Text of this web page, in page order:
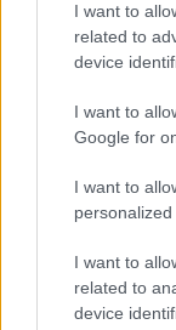
I want to
related to
device
I want to
Google for
I want to
personalized
I want to
related to
device
Verder
FINANCIERING